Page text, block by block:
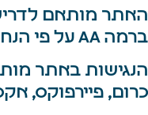
ברמה AA על פי הנחיות WCAG 2.1
הנגישות באתר
כרום, פיירפוקס,